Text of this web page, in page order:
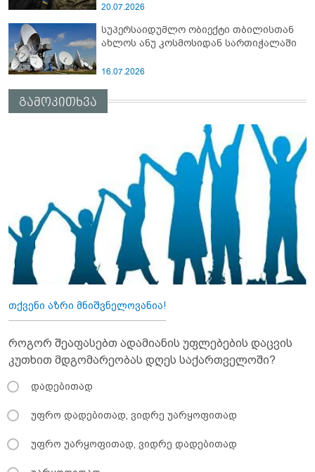
20.07.2026
სუპერსაიდუმლო ობიექტი თბილისთან
ახლოს ანუ კოსმოსიდან სართიჭალაში
16.07.2026
გამოკითხვა
თქვენი აზრი მნიშვნელოვანია!
როგორ შეაფასებთ ადამიანის უფლებების დაცვის
კუთხით მდგომარეობას დღეს საქართველოში?
დადებითად
უფრო დადებითად, ვიდრე უარყოფითად
უფრო უარყოფითად, ვიდრე დადებითად